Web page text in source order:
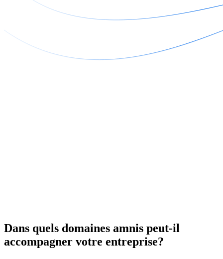
Dans quels domaines amnis peut-il
accompagner votre entreprise?